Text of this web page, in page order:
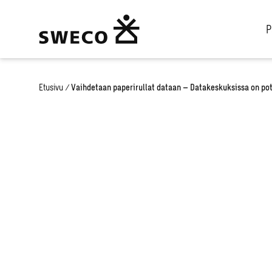
Etusivu / Vaihdetaan paperirullat dataan – Datakeskuksissa on